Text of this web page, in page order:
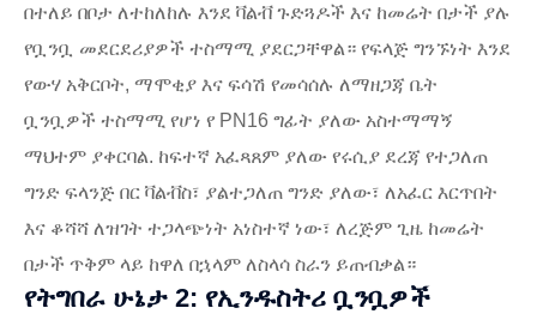
በተለይ በቦታ ለተከለከሉ እንደ ቫልቭ ጉድጓዶች እና ከመሬት በታች ያሉ
የቧንቧ መደርደሪያዎች ተስማሚ ያደርጋቸዋል። የፍላጅ ግንኙነት እንደ
የውሃ አቅርቦት, ማሞቂያ እና ፍሳሽ የመሳሰሉ ለማዘጋጃ ቤት
ቧንቧዎች ተስማሚ የሆነ የ PN16 ግፊት ያለው አስተማማኝ
ማህተም ያቀርባል. ከፍተኛ አፈጻጸም ያለው የሩሲያ ደረጃ የተጋለጠ
ግንድ ፍላንጅ በር ቫልቭስ፣ ያልተጋለጠ ግንድ ያለው፣ ለአፈር እርጥበት
እና ቆሻሻ ለዝገት ተጋላጭነት አነስተኛ ነው፣ ለረጅም ጊዜ ከመሬት
በታች ጥቅም ላይ ከዋለ በኋላም ለስላሳ ስራን ይጠብቃል።
የትግበራ ሁኔታ 2: የኢንዱስትሪ ቧንቧዎች